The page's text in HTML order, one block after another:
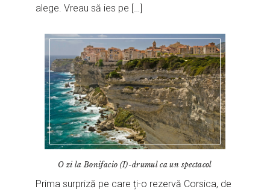
alege. Vreau să ies pe […]
O zi la Bonifacio (I)-drumul ca un spectacol
Prima surpriză pe care ți-o rezervă Corsica, de